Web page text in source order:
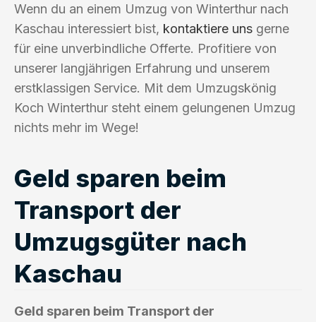
Wenn du an einem Umzug von Winterthur nach
Kaschau interessiert bist, kontaktiere uns gerne
für eine unverbindliche Offerte. Profitiere von
unserer langjährigen Erfahrung und unserem
erstklassigen Service. Mit dem Umzugskönig
Koch Winterthur steht einem gelungenen Umzug
nichts mehr im Wege!
Geld sparen beim
Transport der
Umzugsgüter nach
Kaschau
Geld sparen beim Transport der